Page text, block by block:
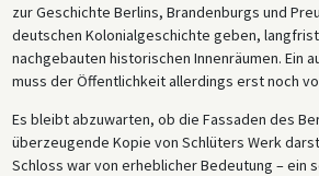
zur Geschichte Berlins, Brandenburgs und
deutschen Kolonialgeschichte geben,
nachgebauten historischen Innenräumen. Ein
muss der Öffentlichkeit allerdings erst noch
Es bleibt abzuwarten, ob die Fassaden des
überzeugende Kopie von Schlüters Werk
Schloss war von erheblicher Bedeutung – ein